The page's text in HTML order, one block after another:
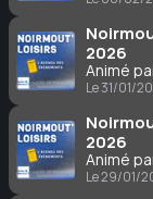
2026
Animé
Le 31/01/
2026
Animé
Le 29/01/